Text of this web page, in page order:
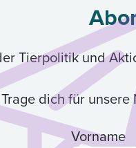
Tierpolitik und
Trage dich für
Vorname